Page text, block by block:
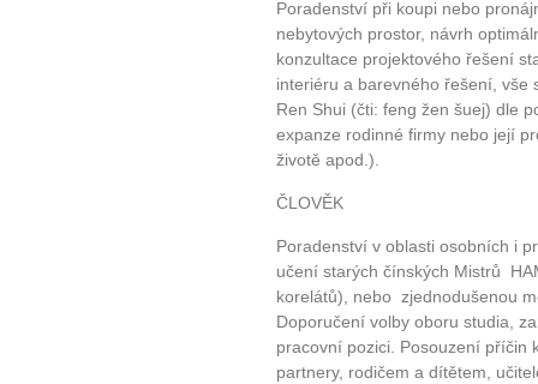
Poradenství při koupi nebo
nebytových prostor, návrh
konzultace projektového řešení
interiéru a barevného řešení, vše
Ren Shui (čti: feng žen šuej) dle
expanze rodinné firmy nebo její
životě apod.).
ČLOVĚK
Poradenství v oblasti osobních i
učení starých čínských Mistrů
korelátů), nebo zjednodušenou
Doporučení volby oboru studia,
pracovní pozici. Posouzení příčin
partnery, rodičem a dítětem,